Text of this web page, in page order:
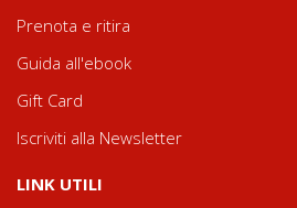
Prenota e ritira
Guida all'ebook
Gift Card
Iscriviti alla Newsletter
LINK UTILI